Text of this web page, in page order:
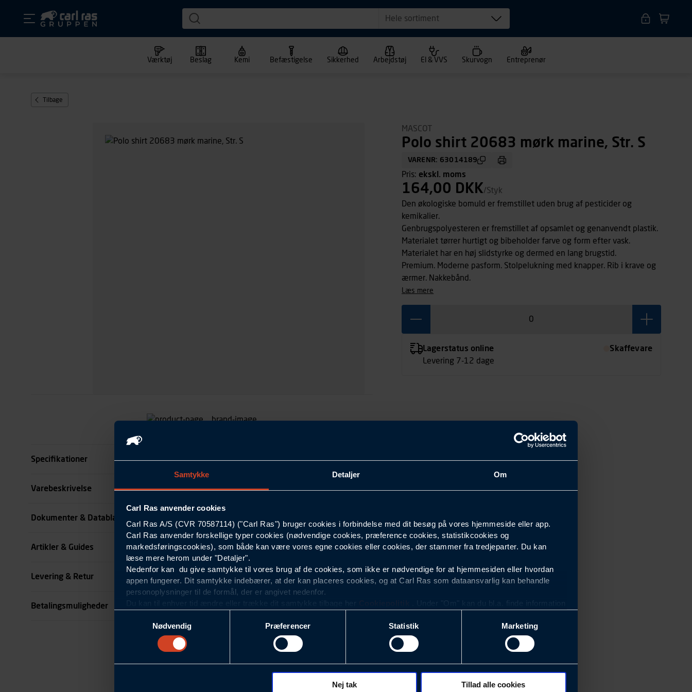
Samtykke Detaljer Om
Carl Ras anvender cookies
Carl Ras A/S (CVR 70587114) ("Carl Ras") bruger cookies i forbindelse med dit besøg på vores hjemmeside eller app.
Carl Ras anvender forskellige typer cookies (nødvendige cookies, præference cookies, statistikcookies og
markedsføringscookies), som både kan være vores egne cookies eller cookies, der stammer fra tredjeparter. Du kan
læse mere herom under "Detaljer".
Nedenfor kan du give samtykke til vores brug af de cookies, som ikke er nødvendige for at hjemmesiden eller hvordan
appen fungerer. Dit samtykke indebærer, at der kan placeres cookies, og at Carl Ras som dataansvarlig kan behandle
personoplysninger til de formål, der er angivet nedenfor.
Du kan til enhver tid ændre eller trække dit samtykke tilbage her
. Under "Om" kan du bl.a. finde information
Statistikcookies
Carl Ras anvender statistikcookies med det formål at optimere design, brugervenlighed og effektiviteten af vores
hjemmeside og apps, herunder analyser af, hvilke oplysninger der er mest populære, og som derfor skal være nemme at
færden på siderne, tidspunkt, hvad der klikkes på, sider/indhold der besøges, browsertype, søgeord, IP-adresse,
informationer om enhedstype (computer, smartphone mv.) samt de features, der anvendes.
Nødvendig
Præferencer Statistik Marketing
Nej tak Tillad alle cookies
Hele sortiment
Værktøj Beslag Kemi Befæstigelse Sikkerhed Arbejdstøj El & VVS Skurvogn Entreprenør
Tilbage
Specifikationer
Størrelse
Herre
se all specifikationer
Varebeskrivelse
Dokumenter & Datablade
Artikler & Guides
Levering & Retur
Betalingsmuligheder
MASCOT
Polo shirt 20683 mørk marine, Str. S
VARENR: 63014189
Pris: ekskl. moms
164,00 DKK/Styk
Den økologiske bomuld er fremstillet uden brug af pesticider og
kemikalier.
Genbrugspolyesteren er fremstillet af opsamlet og genanvendt plastik.
Materialet tørrer hurtigt og bibeholder farve og form efter vask.
Materialet har en høj slidstyrke og dermed en lang brugstid.
Premium. Moderne pasform. Stolpelukning med knapper. Rib i krave og
ærmer. Nakkebånd.
læs mere
Lagerstatus online
Levering 7-12 dage
Skaffevare